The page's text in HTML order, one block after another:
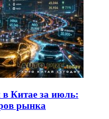
Китае за июль:
рынка